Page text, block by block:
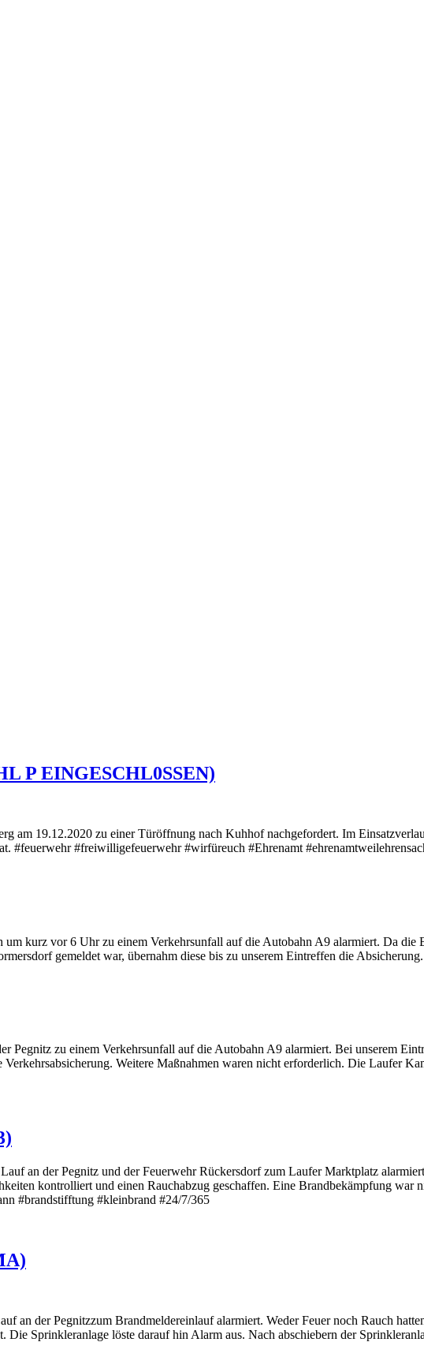
P EINGESCHL0SSEN)
am 19.12.2020 zu einer Türöffnung nach Kuhhof nachgefordert. Im
#feuerwehr #freiwilligefeuerwehr #wirfüreuch #Ehrenamt
kurz vor 6 Uhr zu einem Verkehrsunfall auf die Autobahn A9 alarmiert. Da die
gemeldet war, übernahm diese bis zu unserem Eintreffen die
zu einem Verkehrsunfall auf die Autobahn A9 alarmiert. Bei unserem
Weitere Maßnahmen waren nicht erforderlich. Die Laufer
an der Pegnitz und der Feuerwehr Rückersdorf zum Laufer Marktplatz
kontrolliert und einen Rauchabzug geschaffen. Eine Brandbekämpfung
#brandstifftung #kleinbrand #24/7/365
an der Pegnitzzum Brandmeldereinlauf alarmiert. Weder Feuer noch Rauch
Sprinkleranlage löste darauf hin Alarm aus. Nach abschiebern der